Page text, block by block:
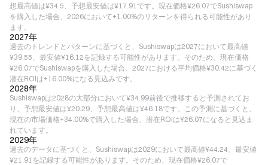
想最高値は¥34.5、予想最安値は¥17.91です。現在価格¥26.07でSushiswap
を購入した場合、2026において+1.00%のリターンを得られる可能性があり
ます。
2027年
過去のトレンドとパターンに基づくと、Sushiswapは2027において最高値
¥39.55、最安値¥16.12を記録する可能性があります。そのため、現在価格
¥26.07でSushiswapを購入した場合、2027における平均価格¥30.42に基づく
潜在ROIは+16.00%になる見込みです。
2028年
Sushiswapは2028の大部分において¥34.99前後で推移すると予測されてお
り、予想最安値は¥20.29、予想最高値は¥46.18です。この予測に基づくと、
現在の市場価格+34.00%で購入した場合、潜在ROIは¥26.07になると見込ま
れています。
2029年
過去のデータに基づくと、Sushiswapは2029において最高値¥44.24、最安値
¥21.91を記録する可能性があります。そのため、現在価格¥26.07で